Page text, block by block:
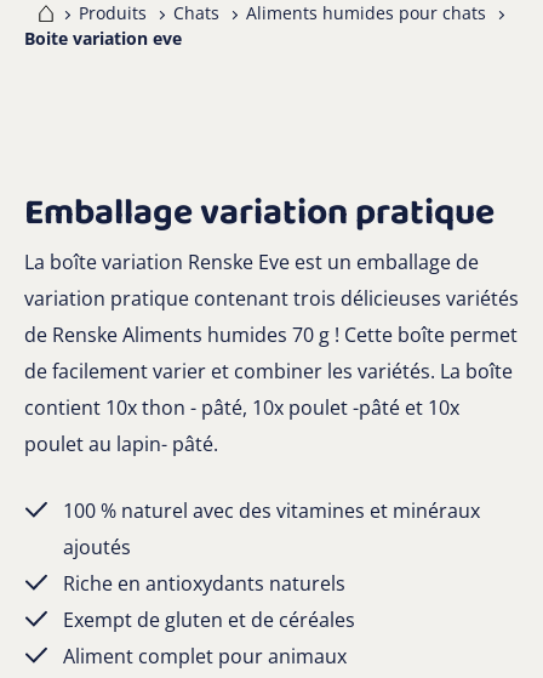
Produits Chats
Aliments humides pour chats
Boite variation eve
Emballage variation pratique
La boîte variation Renske Eve est un emballage de
variation pratique contenant trois délicieuses variétés
de Renske Aliments humides 70 g ! Cette boîte permet
de facilement varier et combiner les variétés. La boîte
contient 10x thon - pâté, 10x poulet -pâté et 10x
poulet au lapin- pâté.
100 % naturel avec des vitamines et minéraux
ajoutés
Riche en antioxydants naturels
Exempt de gluten et de céréales
Aliment complet pour animaux